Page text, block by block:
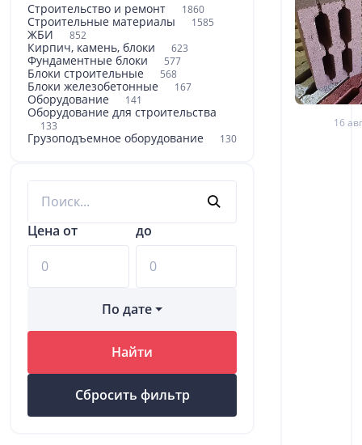
Строительство и ремонт 1860
Строительные материалы 1585
ЖБИ 852
Кирпич, камень, блоки 623
Фундаментные блоки 577
Блоки строительные 568
Блоки железобетонные 167
Оборудование 141
Оборудование для строительства
133
Грузоподъемное оборудование 130
Цена от до
По дате
Найти
Сбросить фильтр
16